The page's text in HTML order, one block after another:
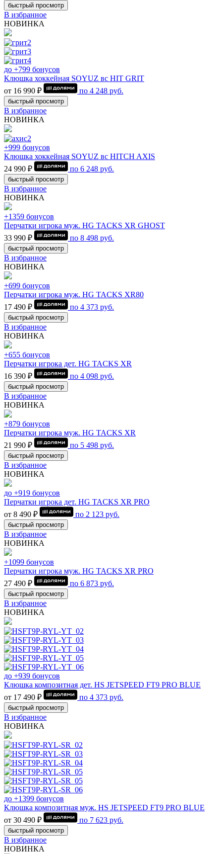
быстрый просмотр
В избранное
НОВИНКА
до +799 бонусов
Клюшка хоккейная SOYUZ вс HIT GRIT
от 16 990 ₽
по 4 248 руб.
быстрый просмотр
В избранное
НОВИНКА
+999 бонусов
Клюшка хоккейная SOYUZ вс HITCH AXIS
24 990 ₽
по 6 248 руб.
быстрый просмотр
В избранное
НОВИНКА
+1359 бонусов
Перчатки игрока муж. HG TACKS XR GHOST
33 990 ₽
по 8 498 руб.
быстрый просмотр
В избранное
НОВИНКА
+699 бонусов
Перчатки игрока муж. HG TACKS XR80
17 490 ₽
по 4 373 руб.
быстрый просмотр
В избранное
НОВИНКА
+655 бонусов
Перчатки игрока дет. HG TACKS XR
16 390 ₽
по 4 098 руб.
быстрый просмотр
В избранное
НОВИНКА
+879 бонусов
Перчатки игрока муж. HG TACKS XR
21 990 ₽
по 5 498 руб.
быстрый просмотр
В избранное
НОВИНКА
до +919 бонусов
Перчатки игрока дет. HG TACKS XR PRO
от 8 490 ₽
по 2 123 руб.
быстрый просмотр
В избранное
НОВИНКА
+1099 бонусов
Перчатки игрока муж. HG TACKS XR PRO
27 490 ₽
по 6 873 руб.
быстрый просмотр
В избранное
НОВИНКА
до +939 бонусов
Клюшка композитная дет. HS JETSPEED FT9 PRO BLUE
от 17 490 ₽
по 4 373 руб.
быстрый просмотр
В избранное
НОВИНКА
до +1399 бонусов
Клюшка композитная муж. HS JETSPEED FT9 PRO BLUE
от 30 490 ₽
по 7 623 руб.
быстрый просмотр
В избранное
НОВИНКА